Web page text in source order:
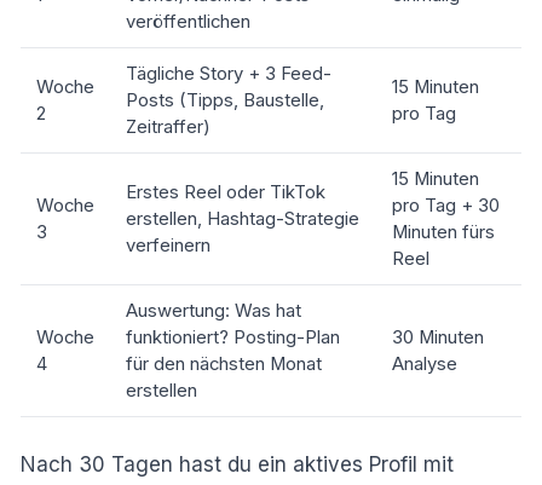
veröffentlichen
Woche
2
Tägliche Story + 3 Feed-
Posts (Tipps, Baustelle,
Zeitraffer)
15 Minuten
pro Tag
Woche
3
Erstes Reel oder TikTok
erstellen, Hashtag-Strategie
verfeinern
15 Minuten
pro Tag + 30
Minuten fürs
Reel
Woche
4
Auswertung: Was hat
funktioniert? Posting-Plan
für den nächsten Monat
erstellen
30 Minuten
Analyse
Nach 30 Tagen hast du ein aktives Profil mit